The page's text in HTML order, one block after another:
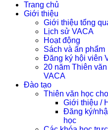
Trang chủ
Giới thiệu
Giới thiệu tổng
Lịch sử VACA
Hoạt động
Sách và ấn phẩm
Đăng ký hội viên
20 năm Thiên
VACA
Đào tạo
Thiên văn học
Giới thiệu /
Đăng ký/
học